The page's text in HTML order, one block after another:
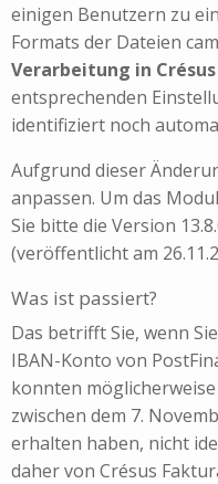
einigen Benutzern zu
Formats der Dateien
Verarbeitung in
entsprechenden
identifiziert noch
Aufgrund dieser
anpassen. Um das
Sie bitte die Version
(veröffentlicht am
Was ist passiert?
Das betrifft Sie, wenn
IBAN-Konto von
konnten
zwischen dem 7.
erhalten haben, nicht
daher von Crésus